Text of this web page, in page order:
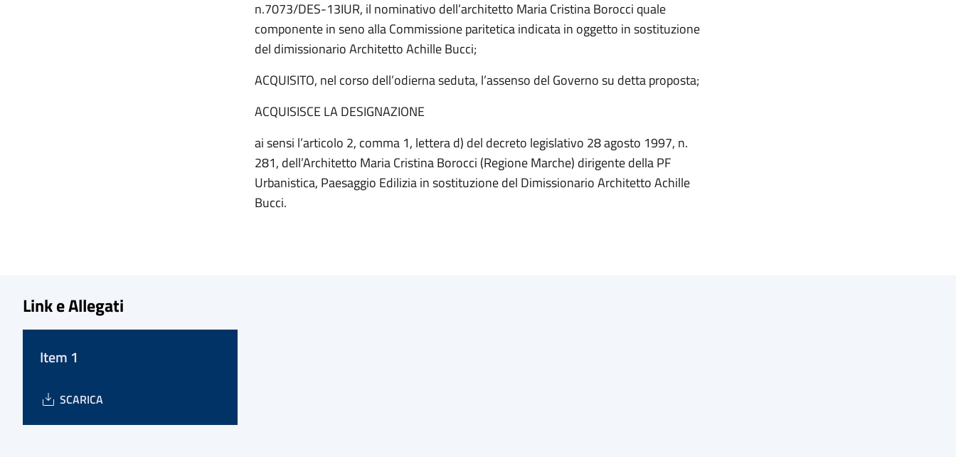
n.7073/DES-13IUR, il nominativo dell’architetto Maria Cristina Borocci quale
componente in seno alla Commissione paritetica indicata in oggetto in sostituzione
del dimissionario Architetto Achille Bucci;
ACQUISITO, nel corso dell’odierna seduta, l’assenso del Governo su detta proposta;
ACQUISISCE LA DESIGNAZIONE
ai sensi l’articolo 2, comma 1, lettera d) del decreto legislativo 28 agosto 1997, n.
281, dell’Architetto Maria Cristina Borocci (Regione Marche) dirigente della PF
Urbanistica, Paesaggio Edilizia in sostituzione del Dimissionario Architetto Achille
Bucci.
Link e Allegati
Item 1
SCARICA